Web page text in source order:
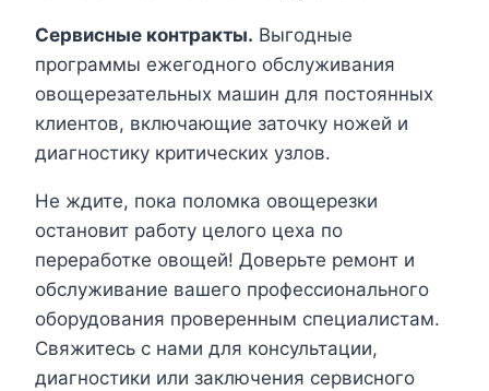
Сервисные контракты. Выгодные
программы ежегодного обслуживания
овощерезательных машин для постоянных
клиентов, включающие заточку ножей и
диагностику критических узлов.
Не ждите, пока поломка овощерезки
остановит работу целого цеха по
переработке овощей! Доверьте ремонт и
обслуживание вашего профессионального
оборудования проверенным специалистам.
Свяжитесь с нами для консультации,
диагностики или заключения сервисного